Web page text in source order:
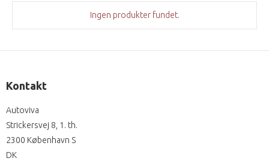
Ingen produkter fundet.
Kontakt
Autoviva
Strickersvej 8, 1. th.
2300 København S
DK